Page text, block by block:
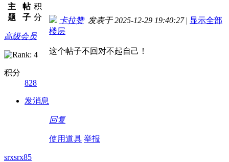
主
题
帖
子
积
分
高级会员
积分
828
发消息
卡拉赞发表于 2025-12-29 19:40:27 | 显示全部
楼层
这个帖子不回对不起自己！
回复
使用道具 举报
srxsrx85